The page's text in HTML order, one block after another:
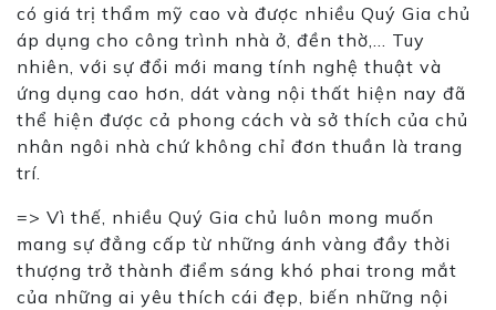
có giá trị thẩm mỹ cao và được nhiều Quý Gia chủ
áp dụng cho công trình nhà ở, đền thờ,… Tuy
nhiên, với sự đổi mới mang tính nghệ thuật và
ứng dụng cao hơn, dát vàng nội thất hiện nay đã
thể hiện được cả phong cách và sở thích của chủ
nhân ngôi nhà chứ không chỉ đơn thuần là trang
trí.
=> Vì thế, nhiều Quý Gia chủ luôn mong muốn
mang sự đẳng cấp từ những ánh vàng đầy thời
thượng trở thành điểm sáng khó phai trong mắt
của những ai yêu thích cái đẹp, biến những nội